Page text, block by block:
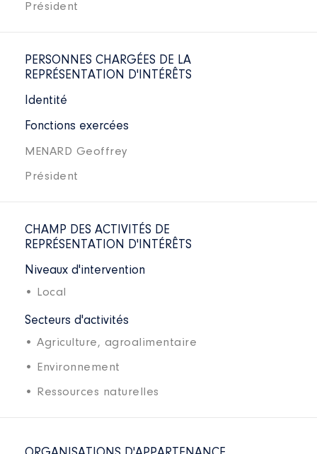
Président
PERSONNES CHARGÉES DE LA
REPRÉSENTATION D'INTÉRÊTS
Identité
Fonctions exercées
MENARD Geoffrey
Président
CHAMP DES ACTIVITÉS DE
REPRÉSENTATION D'INTÉRÊTS
Niveaux d'intervention
• Local
Secteurs d'activités
• Agriculture, agroalimentaire
• Environnement
• Ressources naturelles